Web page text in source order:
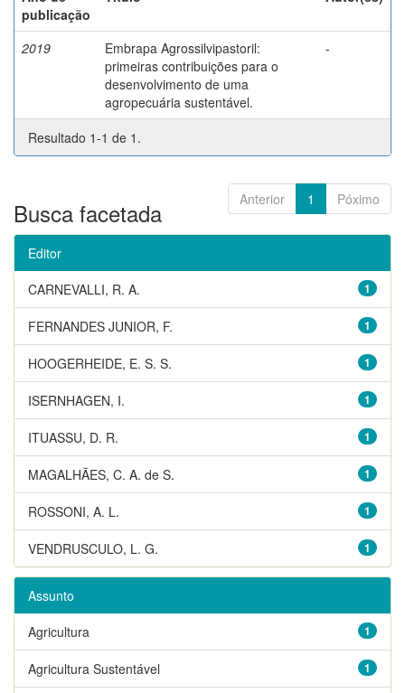
publicação
2019
Embrapa Agrossilvipastoril:
primeiras contribuições para o
desenvolvimento de uma
agropecuária sustentável.
-
Resultado 1-1 de 1.
Anterior 1 Póximo
Busca facetada
Editor
1
CARNEVALLI, R. A.
1
FERNANDES JUNIOR, F.
1
HOOGERHEIDE, E. S. S.
1
ISERNHAGEN, I.
1
ITUASSU, D. R.
1
MAGALHÃES, C. A. de S.
1
ROSSONI, A. L.
1
VENDRUSCULO, L. G.
Assunto
1
Agricultura
1
Agricultura Sustentável